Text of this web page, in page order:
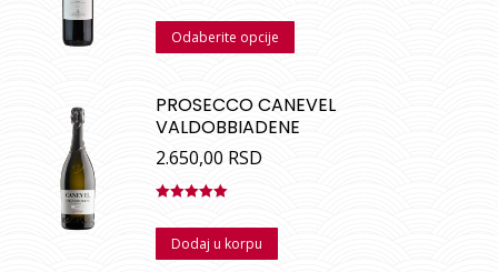
sa5.00od
Odaberite opcije
PROSECCO CANEVEL
VALDOBBIADENE
2.650,00 RSD
sa5.00od
Dodaj u korpu